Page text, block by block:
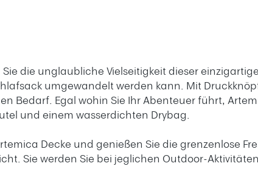
die unglaubliche Vielseitigkeit dieser
umgewandelt werden kann. Mit
Bedarf. Egal wohin Sie Ihr Abenteuer führt,
und einem wasserdichten Drybag.
Decke und genießen Sie die grenzenlose
Sie werden Sie bei jeglichen Outdoor-